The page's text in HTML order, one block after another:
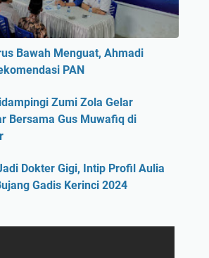
Bawah Menguat, Ahmadi
PAN
Zumi Zola Gelar
Bersama Gus Muwafiq di
Dokter Gigi, Intip Profil Aulia
Gadis Kerinci 2024